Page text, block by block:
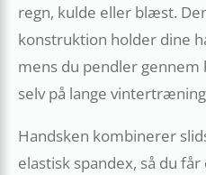
regn, kulde eller blæst.
konstruktion holder dine
mens du pendler
selv på lange
Handsken kombinerer
elastisk spandex, så du